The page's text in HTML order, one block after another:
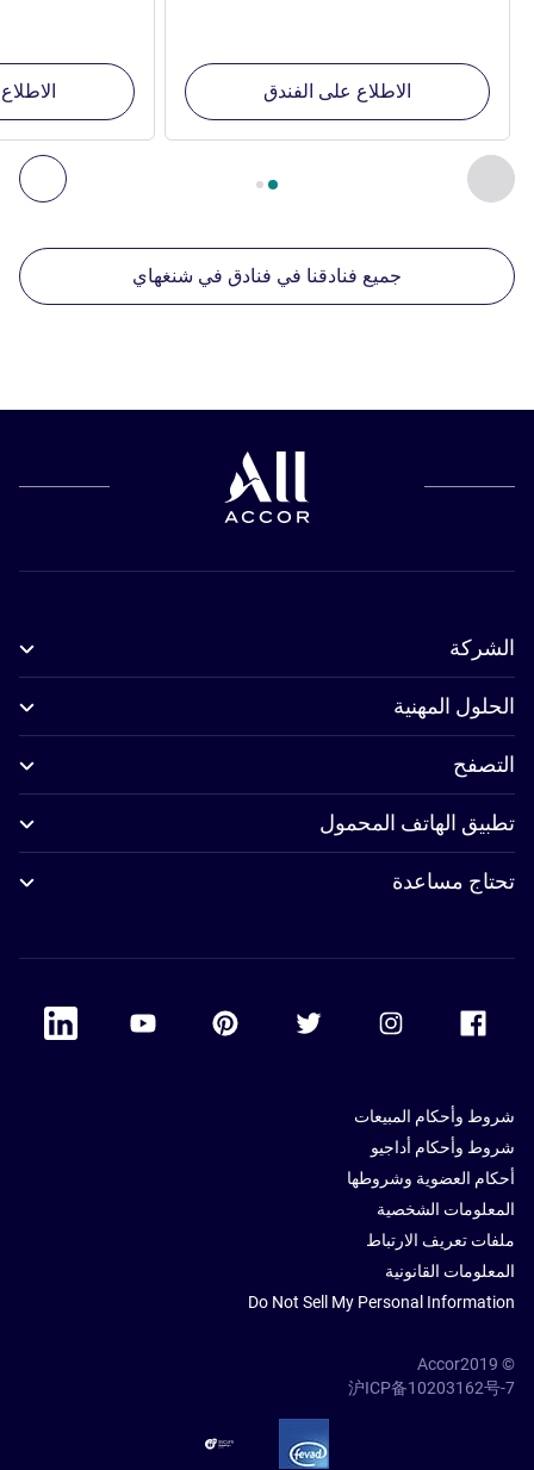
السابق - منشآتنا الأخرى القريبة
الصفحة
الاطلاع على الفندق
جميع فنادقنا في فنادق في شنغهاي
الشركة
الحلول المهنية
التصفح
تطبيق الهاتف المحمول
تحتاج مساعدة
Accor Youtube
Linkedin
شروط وأحكام المبيعات
شروط وأحكام أداجيو
أحكام العضوية وشروطها
المعلومات الشخصية
ملفات تعريف الارتباط
المعلومات القانونية
Do Not Sell My Personal Information
© Accor2019
沪ICP备10203162号-7